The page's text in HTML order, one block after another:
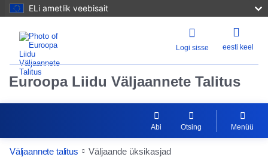
ELi ametlik veebisait
Logi sisse eesti keel
Euroopa Liidu Väljaannete Talitus
Abi Otsing Menüü
Väljaannete talitus Väljaande üksikasjad